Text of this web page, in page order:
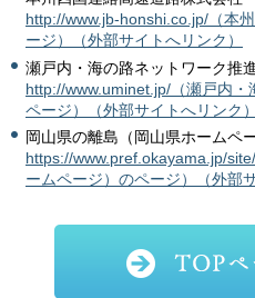
http://www.jb-honshi.co.jp/（本
ージ）（外部サイトへリンク）
瀬戸内・海の路ネットワーク推
http://www.uminet.jp/（瀬戸内
ページ）（外部サイトへリンク）
岡山県の離島（岡山県ホームペー
https://www.pref.okayama.jp/
ームページ）のページ）（外部